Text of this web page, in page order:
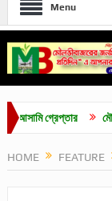
Menu
গ্রেপ্তার
HOME FEATURE